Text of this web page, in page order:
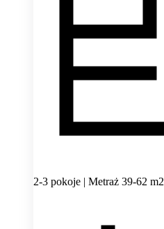
2-3 pokoje | Metraż 39-62 m2